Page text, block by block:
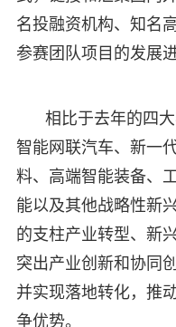
名投融资机构、知名
参赛团队项目的发展
相比于去年的四
智能网联汽车、新一
料、高端智能装备、
能以及其他战略性新
的支柱产业转型、新
突出产业创新和协同
并实现落地转化，推
争优势。